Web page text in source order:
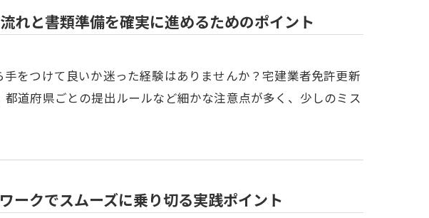
れと書類準備を確実に進めるためのポイント
をつけて良いか迷った経験はありませんか？宅建業者免許更新
道府県ごとの提出ルールなど細かな注意点が多く、少しのミス
ークでスムーズに乗り切る実践ポイント